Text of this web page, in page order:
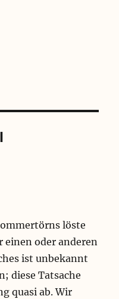
löste
einen oder anderen
ist unbekannt
diese Tatsache
quasi ab. Wir